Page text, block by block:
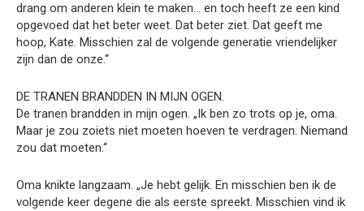
drang om anderen klein te maken… en toch heeft ze een kind
opgevoed dat het beter weet. Dat beter ziet. Dat geeft me
hoop, Kate. Misschien zal de volgende generatie vriendelijker
zijn dan de onze.“
DE TRANEN BRANDDEN IN MIJN OGEN.
De tranen brandden in mijn ogen. „Ik ben zo trots op je, oma.
Maar je zou zoiets niet moeten hoeven te verdragen. Niemand
zou dat moeten.“
Oma knikte langzaam. „Je hebt gelijk. En misschien ben ik de
volgende keer degene die als eerste spreekt. Misschien vind ik